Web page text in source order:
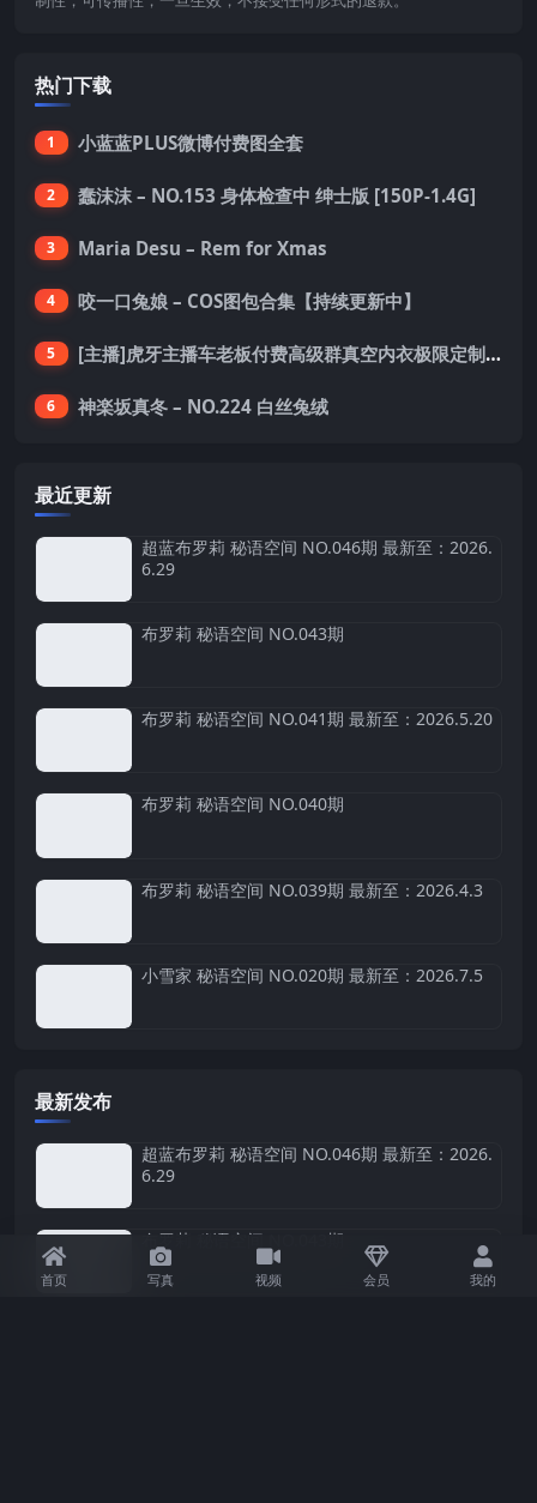
热门下载
1 小蓝蓝PLUS微博付费图全套
2 蠢沫沫 – NO.153 身体检查中 绅士版 [150P-1.4G]
3 Maria Desu – Rem for Xmas
4 咬一口兔娘 – COS图包合集【持续更新中】
5 [主播]虎牙主播车老板付费高级群真空内衣极限定制8分19
6 神楽坂真冬 – NO.224 白丝兔绒
最近更新
超蓝布罗莉 秘语空间 NO.046期 最新至：2026.
6.29
布罗莉 秘语空间 NO.043期
布罗莉 秘语空间 NO.041期 最新至：2026.5.20
布罗莉 秘语空间 NO.040期
布罗莉 秘语空间 NO.039期 最新至：2026.4.3
小雪家 秘语空间 NO.020期 最新至：2026.7.5
最新发布
超蓝布罗莉 秘语空间 NO.046期 最新至：2026.
6.29
布罗莉 秘语空间 NO.043期
首页 写真 视频 会员 我的